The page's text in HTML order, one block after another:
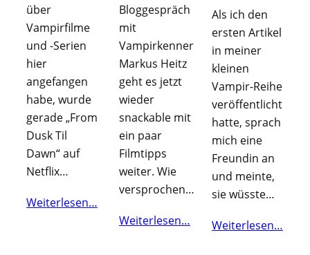
über
Vampirfilme
und -Serien
hier
angefangen
habe, wurde
gerade „From
Dusk Til
Dawn“ auf
Netflix…
Weiterlesen…
Bloggespräch
mit
Vampirkenner
Markus Heitz
geht es jetzt
wieder
snackable mit
ein paar
Filmtipps
weiter. Wie
versprochen…
Weiterlesen…
Als ich den
ersten Artikel
in meiner
kleinen
Vampir-Reihe
veröffentlicht
hatte, sprach
mich eine
Freundin an
und meinte,
sie wüsste…
Weiterlesen…